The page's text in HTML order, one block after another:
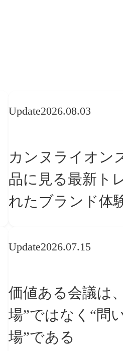
Update2026.08.03
カンヌライオン
品に見る最新トレン
れたブランド体
Update2026.07.15
価値ある会議は
場”ではなく“問
場”である